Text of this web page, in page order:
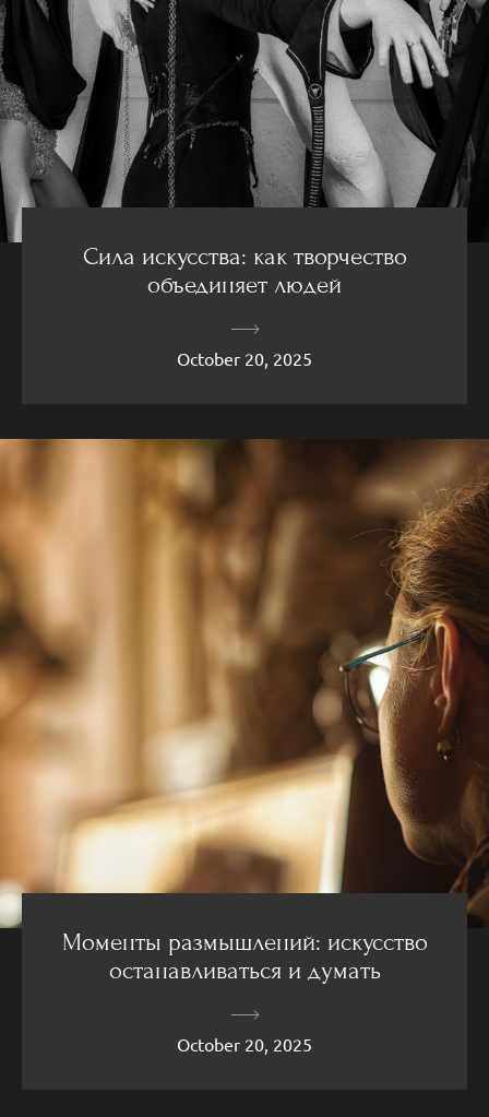
Сила искусства: как творчество
объединяет людей
October 20, 2025
Моменты размышлений: искусство
останавливаться и думать
October 20, 2025